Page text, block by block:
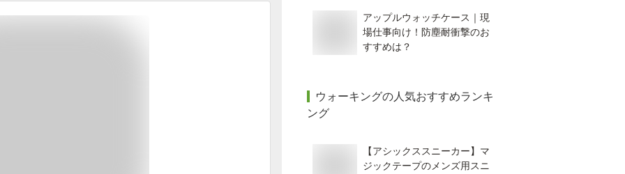
アップルウォッチケース｜現
場仕事向け！防塵耐衝撃のお
すすめは？
ウォーキングの人気おすすめランキ
ング
【アシックススニーカー】マ
ジックテープのメンズ用スニ